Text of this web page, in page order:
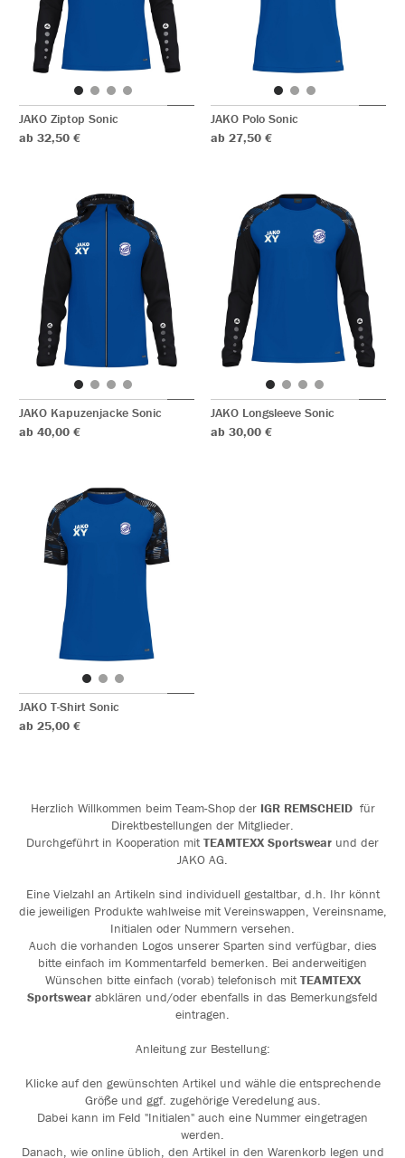
JAKO Ziptop Sonic
ab 32,50 €
JAKO Polo Sonic
ab 27,50 €
JAKO Kapuzenjacke Sonic
ab 40,00 €
JAKO Longsleeve Sonic
ab 30,00 €
JAKO T-Shirt Sonic
ab 25,00 €
Herzlich Willkommen beim Team-Shop der IGR REMSCHEIDfür
Direktbestellungen der Mitglieder.
Durchgeführt in Kooperation mitTEAMTEXX Sportswear und der
JAKO AG.
Eine Vielzahl an Artikeln sind individuell gestaltbar, d.h. Ihr könnt
die jeweiligen Produkte wahlweise mit Vereinswappen, Vereinsname,
Initialen oder Nummern versehen.
Auch die vorhanden Logos unserer Sparten sind verfügbar, dies
bitte einfach im Kommentarfeld bemerken. Bei anderweitigen
Wünschen bitte einfach (vorab) telefonisch mitTEAMTEXX
Sportswear abklären und/oder ebenfalls in das Bemerkungsfeld
eintragen.
Anleitung zur Bestellung:
Klicke auf den gewünschten Artikel und wähle die entsprechende
Größe und ggf. zugehörige Veredelung aus.
Dabei kann im Feld "Initialen" auch eine Nummer eingetragen
werden.
Danach, wie online üblich, den Artikel in den Warenkorb legen und